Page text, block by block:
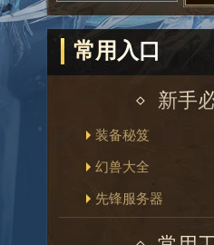
常用入口
新手
装备秘笈
幻兽大全
先锋服务器